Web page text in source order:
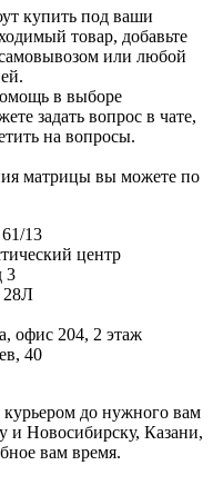
купить под ваши
товар, добавьте
или любой
в выборе
задать вопрос в чате,
на вопросы.
матрицы вы можете по
13
центр
3
28Л
офис 204, 2 этаж
40
курьером до нужного вам
и Новосибирску, Казани,
вам время.